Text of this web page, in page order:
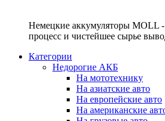
Немецкие аккумуляторы MOLL -
процесс и чистейшее сырье
Категории
Недорогие АКБ
На мототехнику
На азиатские авто
На европейские авто
На американские